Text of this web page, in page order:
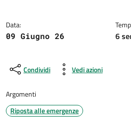
Data:
09 Giugno 26
6
Condividi Vedi azioni
Argomenti
Riposta alle emergenze